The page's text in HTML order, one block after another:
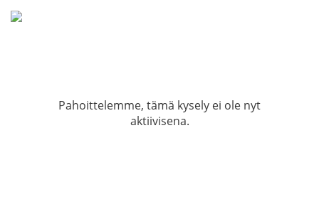
Pahoittelemme, tämä kysely ei ole nyt
aktiivisena.